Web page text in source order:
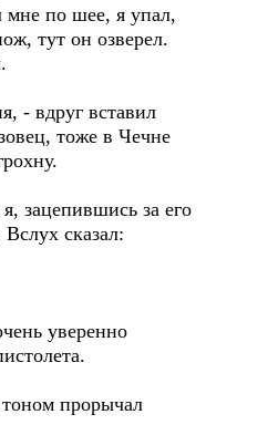
мне по шее, я упал,
тут он озверел.
- вдруг вставил
тоже в Чечне
зацепившись за его
сказал:
уверенно
прорычал